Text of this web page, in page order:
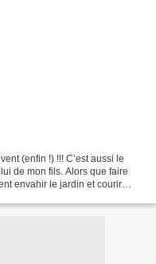
(enfin !) !!! C’est aussi le
de mon fils. Alors que faire
envahir le jardin et courir